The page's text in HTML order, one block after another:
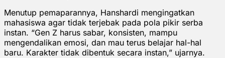
Menutup pemaparannya, Hanshardi mengingatkan
mahasiswa agar tidak terjebak pada pola pikir serba
instan. “Gen Z harus sabar, konsisten, mampu
mengendalikan emosi, dan mau terus belajar hal-hal
baru. Karakter tidak dibentuk secara instan,” ujarnya.